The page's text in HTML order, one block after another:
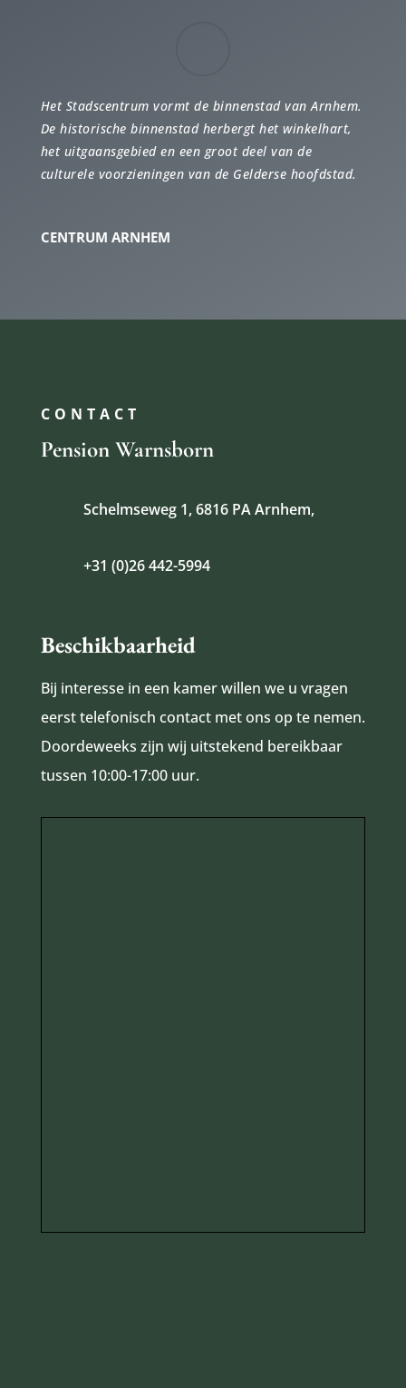
Het Stadscentrum vormt de binnenstad van Arnhem.
De historische binnenstad herbergt het winkelhart,
het uitgaansgebied en een groot deel van de
culturele voorzieningen van de Gelderse hoofdstad.
CENTRUM ARNHEM
CONTACT
Pension Warnsborn
Schelmseweg 1, 6816 PA Arnhem,
+31 (0)26 442-5994
Beschikbaarheid
Bij interesse in een kamer willen we u vragen
eerst telefonisch contact met ons op te nemen.
Doordeweeks zijn wij uitstekend bereikbaar
tussen 10:00-17:00 uur.